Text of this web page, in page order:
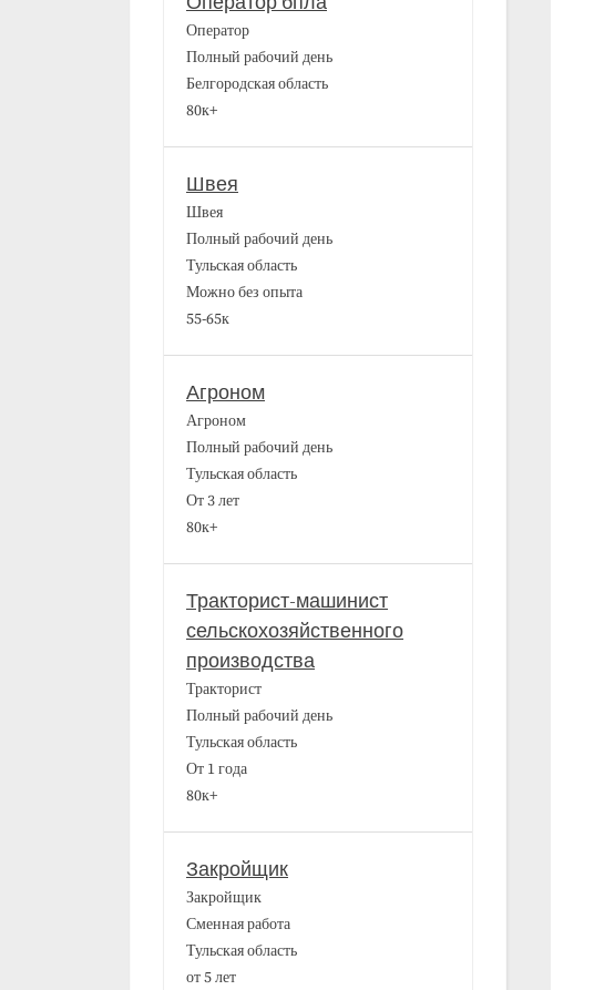
Оператор
Полный рабочий день
Белгородская область
80к+
Швея
Швея
Полный рабочий день
Тульская область
Можно без опыта
55-65к
Агроном
Агроном
Полный рабочий день
Тульская область
От 3 лет
80к+
Тракторист-машинист
сельскохозяйственного
производства
Тракторист
Полный рабочий день
Тульская область
От 1 года
80к+
Закройщик
Закройщик
Сменная работа
Тульская область
от 5 лет